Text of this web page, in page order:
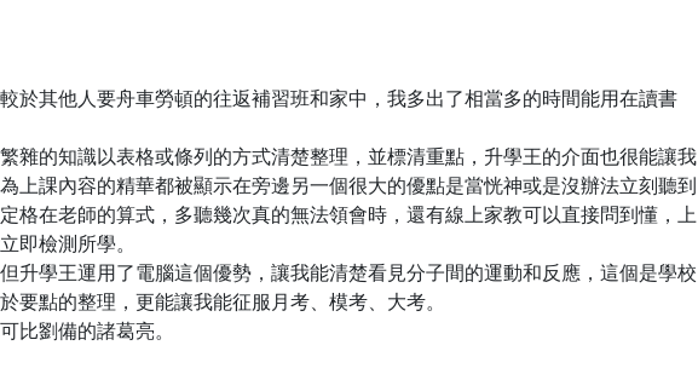
於其他人要舟車勞頓的往返補習班和家中，我多出了相當多的時間能用在讀書
雜的知識以表格或條列的方式清楚整理，並標清重點，升學王的介面也很能讓我
上課內容的精華都被顯示在旁邊另一個很大的優點是當恍神或是沒辦法立刻聽到
格在老師的算式，多聽幾次真的無法領會時，還有線上家教可以直接問到懂，上
即檢測所學。
升學王運用了電腦這個優勢，讓我能清楚看見分子間的運動和反應，這個是學校
要點的整理，更能讓我能征服月考、模考、大考。
比劉備的諸葛亮。